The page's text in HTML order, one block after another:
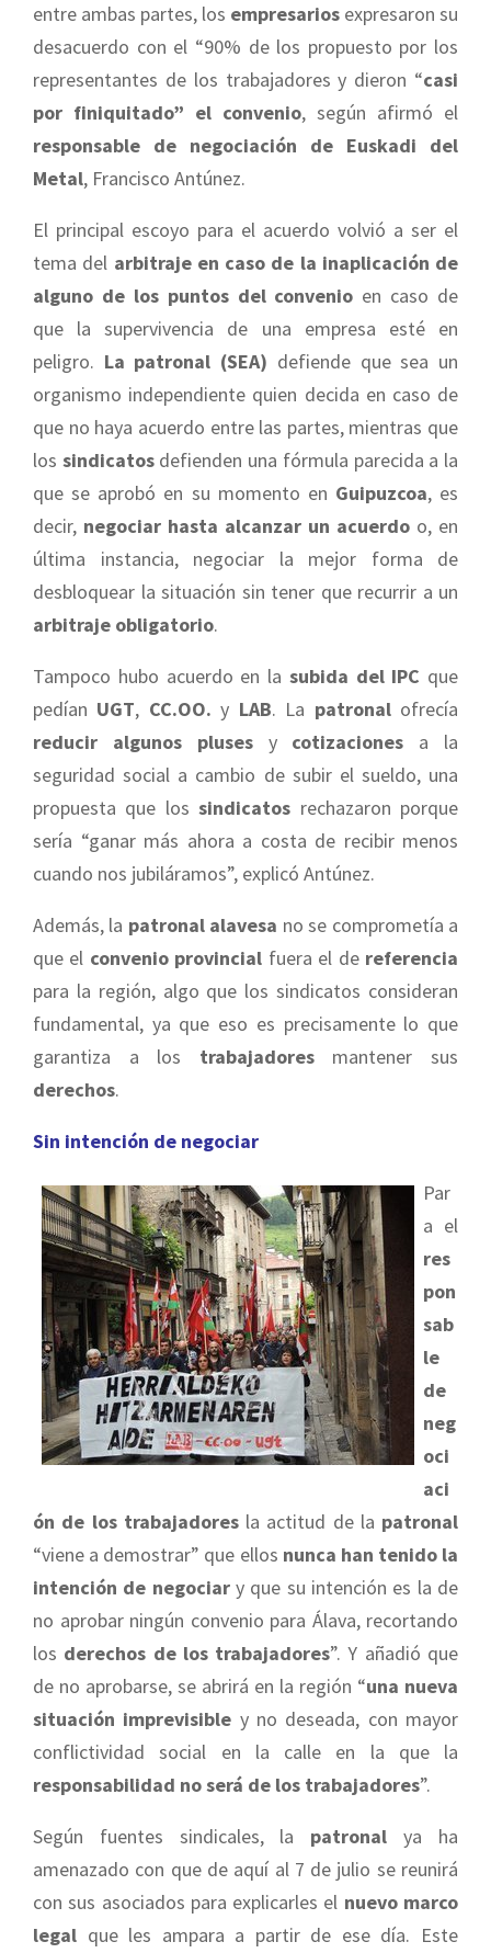
entre ambas partes, los empresarios expresaron su
desacuerdo con el “90% de los propuesto por los
representantes de los trabajadores y dieron “casi
por finiquitado” el convenio, según afirmó el
responsable de negociación de Euskadi del
Metal, Francisco Antúnez.
El principal escoyo para el acuerdo volvió a ser el
tema del arbitraje en caso de la inaplicación de
alguno de los puntos del convenio en caso de
que la supervivencia de una empresa esté en
peligro. La patronal (SEA) defiende que sea un
organismo independiente quien decida en caso de
que no haya acuerdo entre las partes, mientras que
los sindicatosdefienden una fórmula parecida a la
que se aprobó en su momento en Guipuzcoa, es
decir, negociar hasta alcanzar un acuerdo o, en
última instancia, negociar la mejor forma de
desbloquear la situación sin tener que recurrir a un
arbitraje obligatorio.
Tampoco hubo acuerdo en la subida del IPC que
pedían UGT, CC.OO. y LAB. La patronalofrecía
reducir algunos plusesy cotizaciones a la
seguridad social a cambio de subir el sueldo, una
propuesta que lossindicatos rechazaron porque
sería “ganar más ahora a costa de recibir menos
cuando nos jubiláramos”, explicó Antúnez.
Además, la patronal alavesa no se comprometía a
que el convenio provincial fuera el de referencia
para la región, algo que los sindicatos consideran
fundamental, ya que eso es precisamente lo que
garantiza a los trabajadoresmantener sus
derechos.
Sin intención de negociar
Par
a el
res
pon
sab
le
de
neg
oci
aci
ón de los trabajadoresla actitud de la patronal
“viene a demostrar” que ellos nunca han tenido la
intención de negociary que su intención es la de
no aprobar ningún convenio para Álava, recortando
los derechos de los trabajadores”. Y añadió que
de no aprobarse, se abrirá en la región “una nueva
situación imprevisible y no deseada, con mayor
conflictividad social en la calle en la que la
responsabilidad no será de los trabajadores”.
Según fuentes sindicales, la patronal ya ha
amenazado con que de aquí al 7 de julio se reunirá
con sus asociados para explicarles el nuevo marco
legal que les ampara a partir de ese día. Este